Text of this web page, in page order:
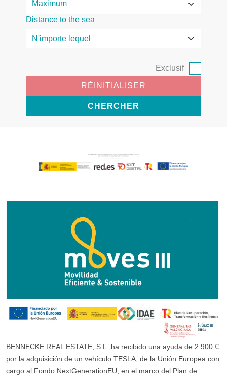
Distance to the sea
Exclusif
RÉINITIALISER
CHERCHER
BENNECKE REAL ESTATE, S.L. ha recibido una ayuda de 2.900 €
por la adquisición de un vehículo TESLA, de la Unión Europea con
cargo al Fondo NextGenerationEU, en el marco del Plan de